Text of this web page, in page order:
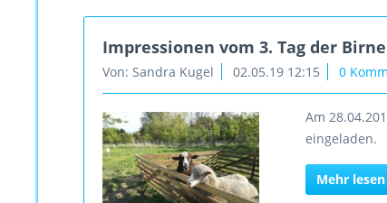
Impressionen vom 3. Tag der Birne
Von: Sandra Kugel 02.05.19 12:15 0
Am
eingeladen.
Mehr lesen